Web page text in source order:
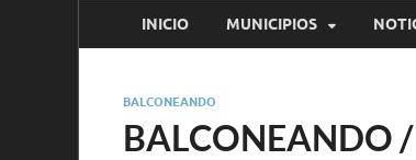
INICIO MUNICIPIOS
BALCONEANDO
BALCONEANDO